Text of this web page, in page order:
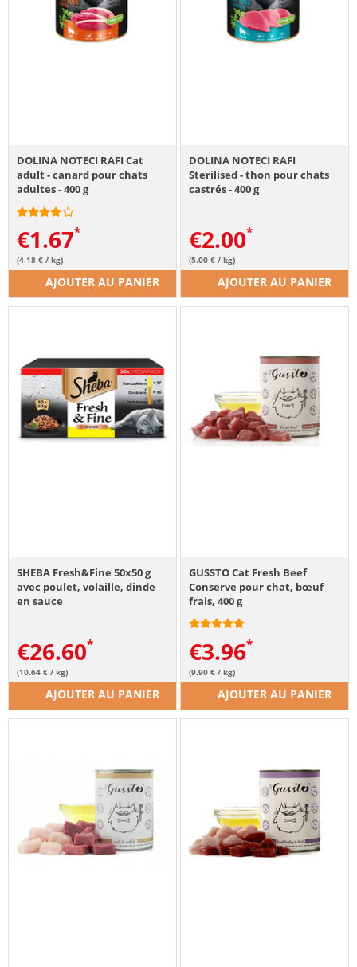
DOLINA NOTECI RAFI Cat
adult - canard pour chats
adultes - 400 g
€1.67
(4.18 € / kg)
AJOUTER AU PANIER
DOLINA NOTECI RAFI
Sterilised - thon pour chats
castrés - 400 g
€2.00
(5.00 € / kg)
AJOUTER AU PANIER
SHEBA Fresh&Fine 50x50 g
avec poulet, volaille, dinde
en sauce
€26.60
(10.64 € / kg)
AJOUTER AU PANIER
GUSSTO Cat Fresh Beef
Conserve pour chat, bœuf
frais, 400 g
€3.96
(9.90 € / kg)
AJOUTER AU PANIER